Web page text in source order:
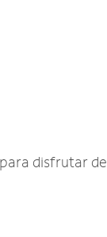
disfrutar